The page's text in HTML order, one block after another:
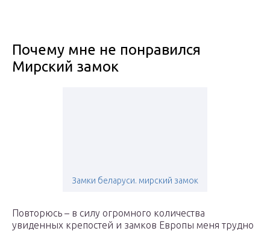
Почему мне не понравился
Мирский замок
Замки беларуси. мирский замок
Повторюсь – в силу огромного количества
увиденных крепостей и замков Европы меня трудно